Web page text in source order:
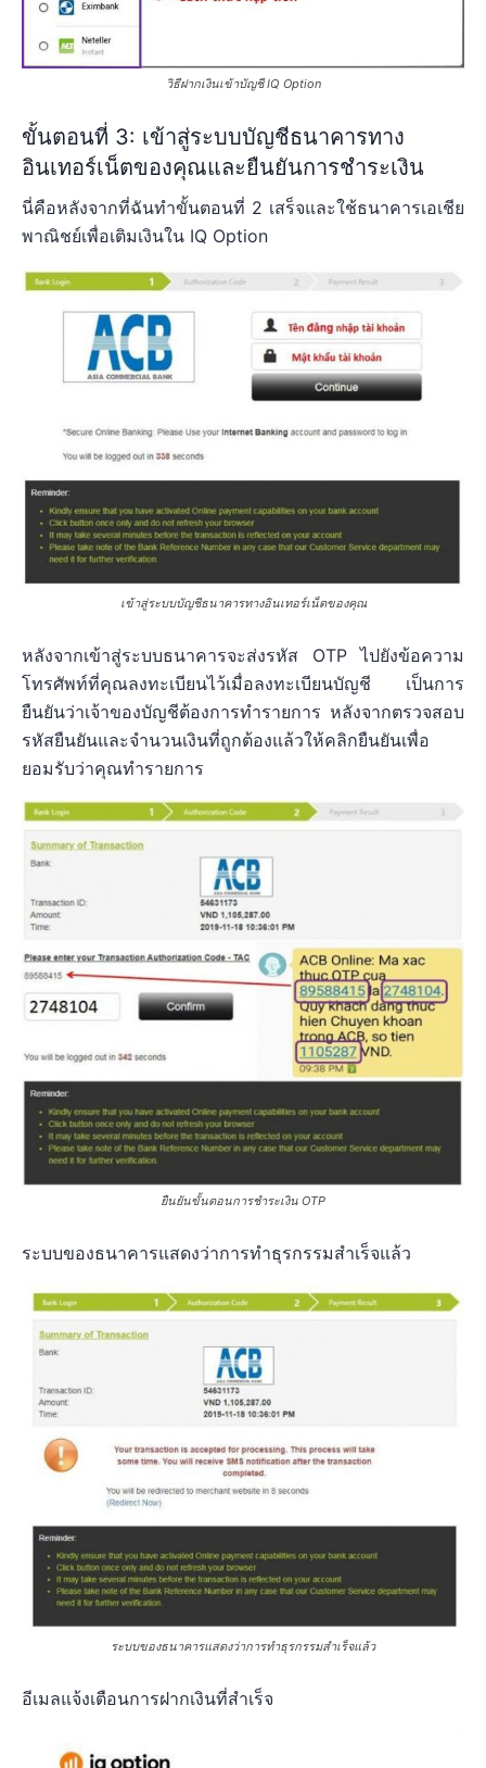
วิธีฝากเงินเข้าบัญชี IQ Option
ขั้นตอนที่ 3: เข้าสู่ระบบบัญชีธนาคารทาง
อินเทอร์เน็ตของคุณและยืนยันการชำระเงิน
นี่คือหลังจากที่ฉันทำขั้นตอนที่ 2 เสร็จและใช้ธนาคารเอเชีย
พาณิชย์เพื่อเติมเงินใน IQ Option
เข้าสู่ระบบบัญชีธนาคารทางอินเทอร์เน็ตของคุณ
หลังจากเข้าสู่ระบบธนาคารจะส่งรหัส OTP ไปยังข้อความ
โทรศัพท์ที่คุณลงทะเบียนไว้เมื่อลงทะเบียนบัญชี เป็นการ
ยืนยันว่าเจ้าของบัญชีต้องการทำรายการ หลังจากตรวจสอบ
รหัสยืนยันและจำนวนเงินที่ถูกต้องแล้วให้คลิกยืนยันเพื่อ
ยอมรับว่าคุณทำรายการ
ยืนยันขั้นตอนการชำระเงิน OTP
ระบบของธนาคารแสดงว่าการทำธุรกรรมสำเร็จแล้ว
ระบบของธนาคารแสดงว่าการทำธุรกรรมสำเร็จแล้ว
อีเมลแจ้งเตือนการฝากเงินที่สำเร็จ